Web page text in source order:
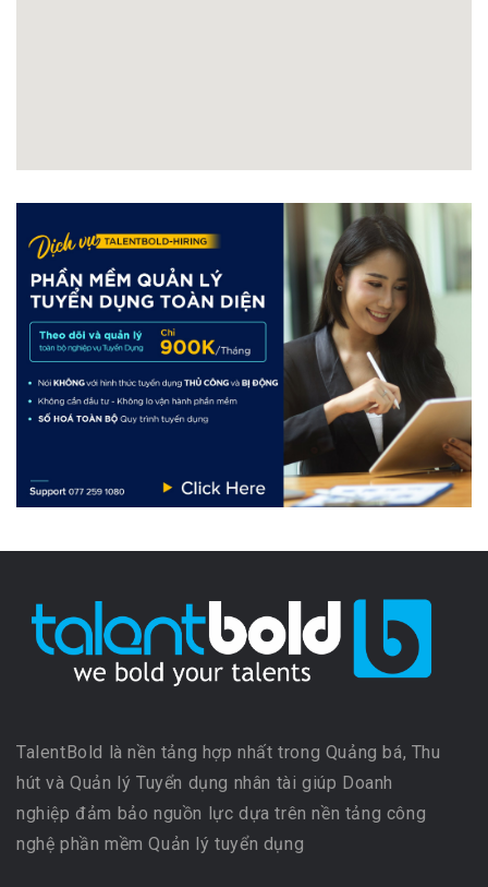
TalentBold là nền tảng hợp nhất trong Quảng bá, Thu
hút và Quản lý Tuyển dụng nhân tài giúp Doanh
nghiệp đảm bảo nguồn lực dựa trên nền tảng công
nghệ phần mềm Quản lý tuyển dụng